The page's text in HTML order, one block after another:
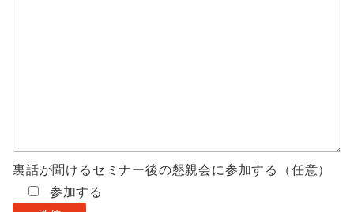
裏話が聞けるセミナー後の懇親会に参加する（任意）
参加する